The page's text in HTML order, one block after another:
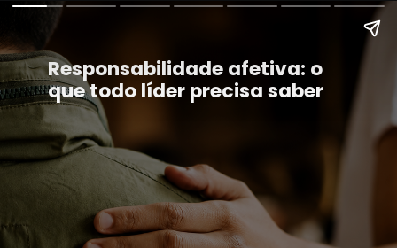
Responsabilidade afetiva: o
que todo líder precisa saber